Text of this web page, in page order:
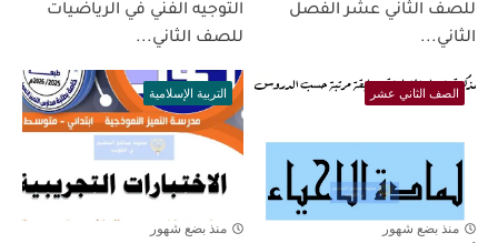
للصف الثاني عشر الفصل
الثاني...
التوجيه الفني في الرياضيات
للصف الثاني...
الصف الثاني عشر
منذ بضع شهور
التربية الإسلامية
منذ بضع شهور